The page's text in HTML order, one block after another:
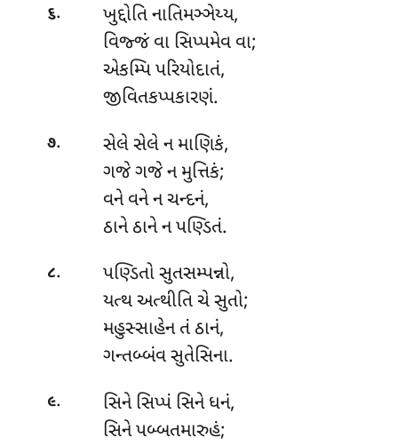
૬.
ખુદ્દોતિ નાતિમઞ્ઞેય્ય,
વિજ્જં વા સિપ્પમેવ વા;
એકમ્પિ પરિયોદાતં,
જીવિતકપ્પકારણં.
૭.
સેલે સેલે ન માણિકં,
ગજે ગજે ન મુત્તિકં;
વને વને ન ચન્દનં,
ઠાને ઠાને ન પણ્ડિતં.
૮.
પણ્ડિતો સુતસમ્પન્નો,
યત્થ અત્થીતિ ચે સુતો;
મહુસ્સાહેનતં ઠાનં,
ગન્તબ્બંવ સુતેસિના.
૯.
સિને સિપ્પં સિને ધનં,
સિને પબ્બતમારુહં;